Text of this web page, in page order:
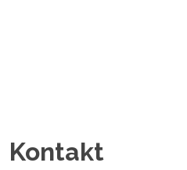
Kontakt